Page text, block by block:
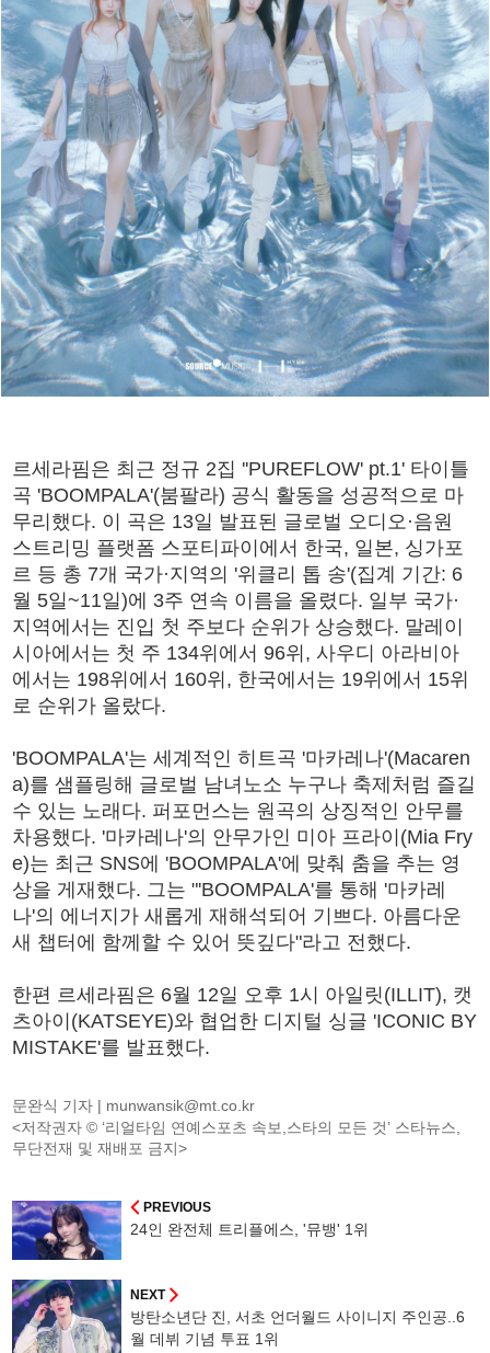
르세라핌은 최근 정규 2집 ''PUREFLOW' pt.1' 타이틀
곡 'BOOMPALA'(붐팔라) 공식 활동을 성공적으로 마
무리했다. 이 곡은 13일 발표된 글로벌 오디오·음원
스트리밍 플랫폼 스포티파이에서 한국, 일본, 싱가포
르 등 총 7개 국가·지역의 '위클리 톱 송'(집계 기간: 6
월 5일~11일)에 3주 연속 이름을 올렸다. 일부 국가·
지역에서는 진입 첫 주보다 순위가 상승했다. 말레이
시아에서는 첫 주 134위에서 96위, 사우디 아라비아
에서는 198위에서 160위, 한국에서는 19위에서 15위
로 순위가 올랐다.
'BOOMPALA'는 세계적인 히트곡 '마카레나'(Macaren
a)를 샘플링해 글로벌 남녀노소 누구나 축제처럼 즐길
수 있는 노래다. 퍼포먼스는 원곡의 상징적인 안무를
차용했다. '마카레나'의 안무가인 미아 프라이(Mia Fry
e)는 최근 SNS에 'BOOMPALA'에 맞춰 춤을 추는 영
상을 게재했다. 그는 "'BOOMPALA'를 통해 '마카레
나'의 에너지가 새롭게 재해석되어 기쁘다. 아름다운
새 챕터에 함께할 수 있어 뜻깊다"라고 전했다.
한편 르세라핌은 6월 12일 오후 1시 아일릿(ILLIT), 캣
츠아이(KATSEYE)와 협업한 디지털 싱글 'ICONIC BY
MISTAKE'를 발표했다.
문완식 기자 | munwansik@mt.co.kr
<저작권자 © ‘리얼타임 연예스포츠 속보,스타의 모든 것’ 스타뉴스,
무단전재 및 재배포 금지>
PREVIOUS
24인 완전체 트리플에스, '뮤뱅' 1위
NEXT
방탄소년단 진, 서초 언더월드 사이니지 주인공..6
월 데뷔 기념 투표 1위